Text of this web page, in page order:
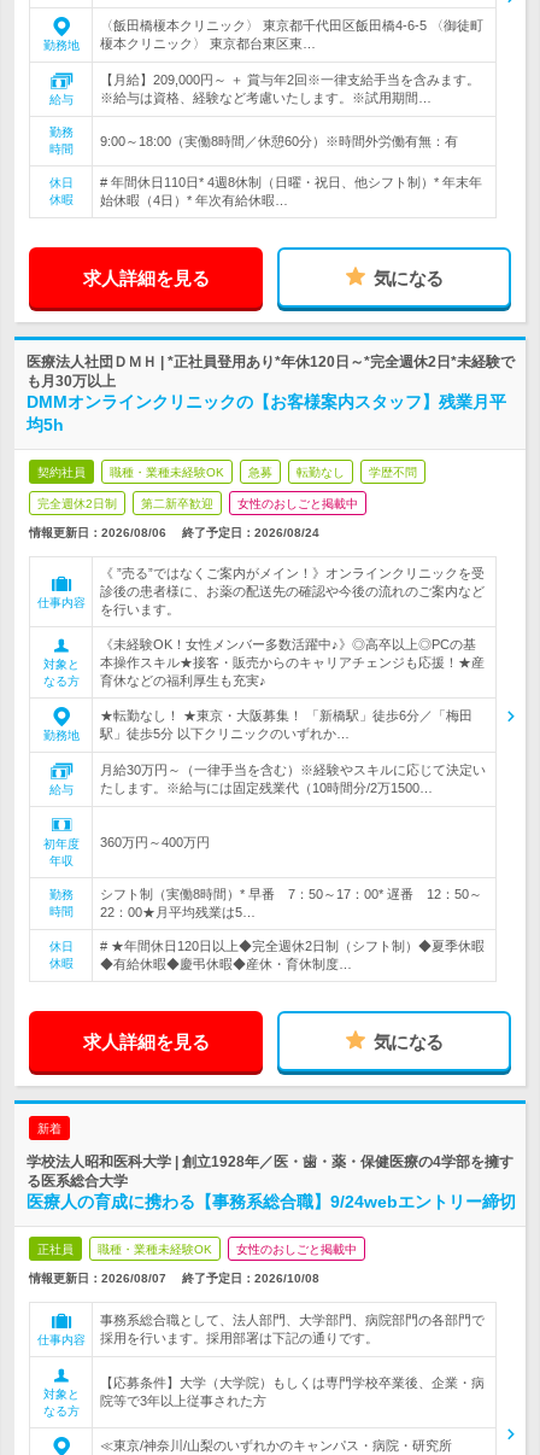
勤務地
〈飯田橋榎本クリニック〉 東京都千代田区飯田橋4-6-5 〈御徒町
榎本クリニック〉 東京都台東区東…
給与
【月給】209,000円～ ＋ 賞与年2回※一律支給手当を含みます。
※給与は資格、経験など考慮いたします。※試用期間…
勤務
時間
9:00～18:00（実働8時間／休憩60分）※時間外労働有無：有
休日
休暇
# 年間休日110日* 4週8休制（日曜・祝日、他シフト制）* 年末年
始休暇（4日）* 年次有給休暇…
求人詳細を見る 気になる
医療法人社団ＤＭＨ | *正社員登用あり*年休120日～*完全週休2日*未経験で
も月30万以上
DMMオンラインクリニックの【お客様案内スタッフ】残業月平
均5h
契約社員 職種・業種未経験OK 急募 転勤なし 学歴不問
完全週休2日制 第二新卒歓迎 女性のおしごと掲載中
情報更新日：2026/08/06 終了予定日： 2026/08/24
仕事内容
《 ”売る”ではなくご案内がメイン！》オンラインクリニックを受
診後の患者様に、お薬の配送先の確認や今後の流れのご案内など
を行います。
対象と
なる方
《未経験OK！女性メンバー多数活躍中♪》◎高卒以上◎PCの基
本操作スキル★接客・販売からのキャリアチェンジも応援！★産
育休などの福利厚生も充実♪
勤務地
★転勤なし！ ★東京・大阪募集！ 「新橋駅」徒歩6分／「梅田
駅」徒歩5分 以下クリニックのいずれか…
給与
月給30万円～（一律手当を含む）※経験やスキルに応じて決定い
たします。※給与には固定残業代（10時間分/2万1500…
初年度
年収
360万円～400万円
勤務
時間
シフト制（実働8時間）* 早番 7：50～17：00* 遅番 12：50～
22：00★月平均残業は5…
休日
休暇
# ★年間休日120日以上◆完全週休2日制（シフト制）◆夏季休暇
◆有給休暇◆慶弔休暇◆産休・育休制度…
求人詳細を見る 気になる
新着
学校法人昭和医科大学 | 創立1928年／医・歯・薬・保健医療の4学部を擁す
る医系総合大学
医療人の育成に携わる【事務系総合職】9/24webエントリー締切
正社員 職種・業種未経験OK 女性のおしごと掲載中
情報更新日：2026/08/07 終了予定日： 2026/10/08
仕事内容
事務系総合職として、法人部門、大学部門、病院部門の各部門で
採用を行います。採用部署は下記の通りです。
対象と
なる方
【応募条件】大学（大学院）もしくは専門学校卒業後、企業・病
院等で3年以上従事された方
≪東京/神奈川/山梨のいずれかのキャンパス・病院・研究所